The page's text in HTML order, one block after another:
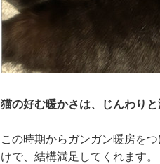
猫の好む暖かさは、じんわりと
この時期からガンガン暖房を
けで、結構満足してくれます。